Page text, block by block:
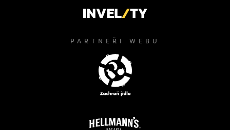
PARTNEŘI WEBU